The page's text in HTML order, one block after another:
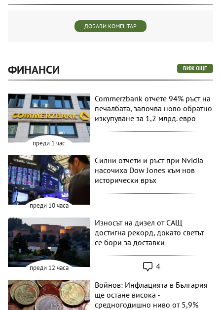
ДОБАВИ КОМЕНТАР
ФИНАНСИ ВИЖ ОЩЕ
преди 1 час
Commerzbank отчете 94% ръст на
печалбата, започва ново обратно
изкупуване за 1,2 млрд. евро
преди 10 часа
Силни отчети и ръст при Nvidia
насочиха Dow Jones към нов
исторически връх
преди 12 часа
Износът на дизел от САЩ
достигна рекорд, докато светът
се бори за доставки
4
Войнов: Инфлацията в България
ще остане висока -
средногодишно ниво от 5,9%